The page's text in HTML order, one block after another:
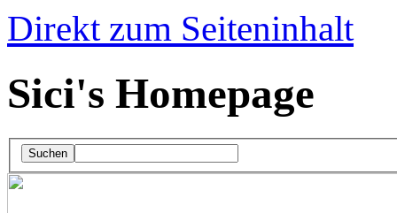
Direkt zum Seiteninhalt
Sici's Homepage
Suchen